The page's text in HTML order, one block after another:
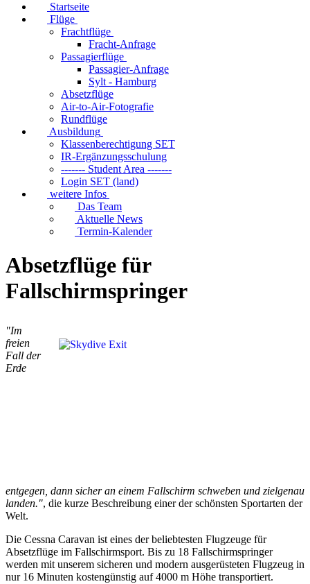
Startseite
Flüge
Frachtflüge
Fracht-Anfrage
Passagierflüge
Passagier-Anfrage
Sylt - Hamburg
Absetzflüge
Air-to-Air-Fotografie
Rundflüge
Ausbildung
Klassenberechtigung SET
IR-Ergänzungsschulung
------- Student Area -------
Login SET (land)
weitere Infos
Das Team
Aktuelle News
Termin-Kalender
Absetzflüge für
Fallschirmspringer
"Im
freien
Fall der
Erde
entgegen, dann sicher an einem Fallschirm schweben und zielgenau
landen.", die kurze Beschreibung einer der schönsten Sportarten der
Welt.
Die Cessna Caravan ist eines der beliebtesten Flugzeuge für
Absetzflüge im Fallschirmsport. Bis zu 18 Fallschirmspringer
werden mit unserem sicheren und modern ausgerüsteten Flugzeug in
nur 16 Minuten kostengünstig auf 4000 m Höhe transportiert.